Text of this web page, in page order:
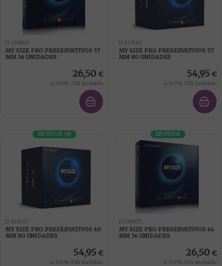
D-228869
MY SIZE PRO PRESERVATIVOS 57
MM 36 UNIDADES
26,50 €
4.00% IVA incluido
D-233562
MY SIZE PRO PRESERVATIVOS 57
MM 80 UNIDADES
54,95 €
4.00% IVA incluido
EN STOCK (8)
D-233563
MY SIZE PRO PRESERVATIVOS 60
MM 80 UNIDADES
54,95 €
4.00% IVA incluido
EN STOCK
D-228875
MY SIZE PRO PRESERVATIVOS 64
MM 36 UNIDADES
26,50 €
4.00% IVA incluido